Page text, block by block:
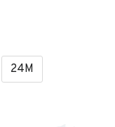
24M